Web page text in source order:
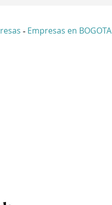
- Empresas en BOGOTA